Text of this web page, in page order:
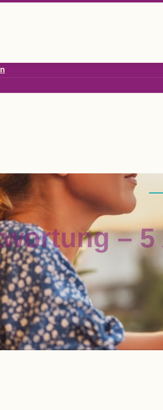
–